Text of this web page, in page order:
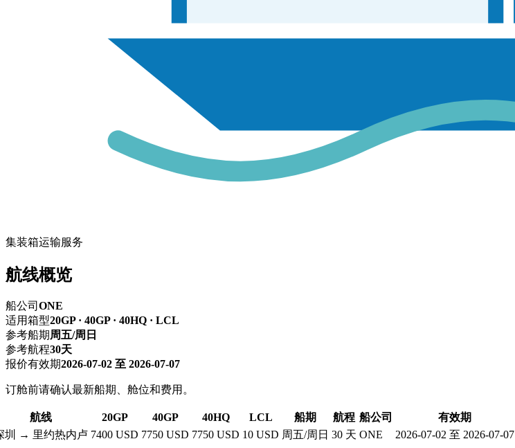
集装箱运输服务
航线概览
船公司 ONE
适用箱型20GP · 40GP · 40HQ · LCL
参考船期周五/周日
参考航程30天
报价有效期2026-07-02 至 2026-07-07
订舱前请确认最新船期、舱位和费用。
航线 20GP 40GP 40HQ LCL 船期 航程 船公司 有效期
圳 → 里约热内卢 7400 USD 7750 USD 7750 USD 10 USD 周五/周日 30 天 ONE 2026-07-02 至 2026-07-07